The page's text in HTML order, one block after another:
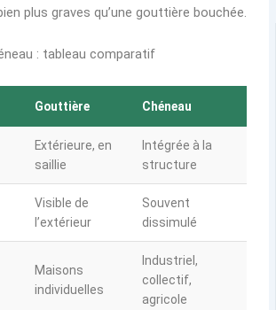
plus graves qu’une gouttière bouchée.
: tableau comparatif
Gouttière Chéneau
Extérieure, en
saillie
Intégrée à la
structure
Visible de
l’extérieur
Souvent
dissimulé
Maisons
individuelles
Industriel,
collectif,
agricole